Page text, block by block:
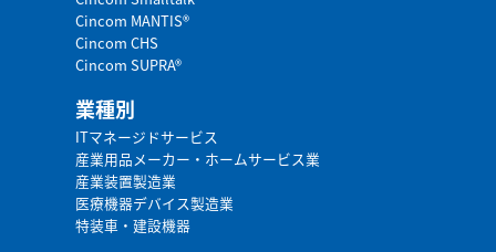
Cincom MANTIS®
Cincom CHS
Cincom SUPRA®
業種別
ITマネージドサービス
産業用品メーカー・ホームサービス業
産業装置製造業
医療機器デバイス製造業
特装車・建設機器